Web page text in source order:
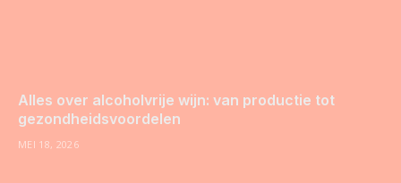
Alles over alcoholvrije wijn: van productie tot
gezondheidsvoordelen
MEI 18, 2026